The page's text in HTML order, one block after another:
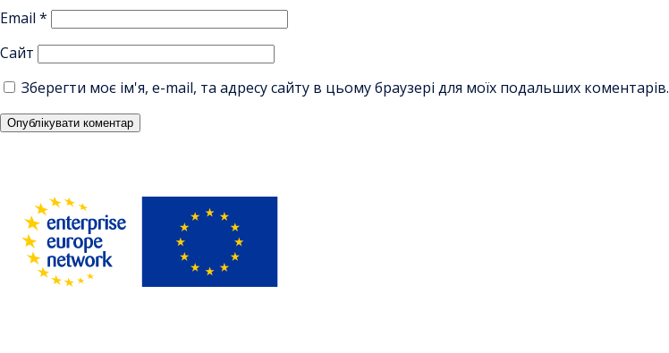
Email *
Сайт
Зберегти моє ім'я, e-mail, та адресу сайту в цьому браузері для моїх подальших коментарів.